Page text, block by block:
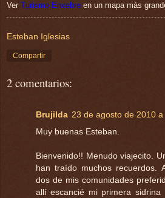
Ver Turismo Enxebre en un mapa más
Esteban Iglesias
Compartir
2 comentarios:
Brujilda 23 de agosto de 2010
Muy buenas Esteban.
Bienvenido!! Menudo viajecito.
han traído muchos recuerdos.
dos de mis comunidades
allí escancié mi primera sidrina